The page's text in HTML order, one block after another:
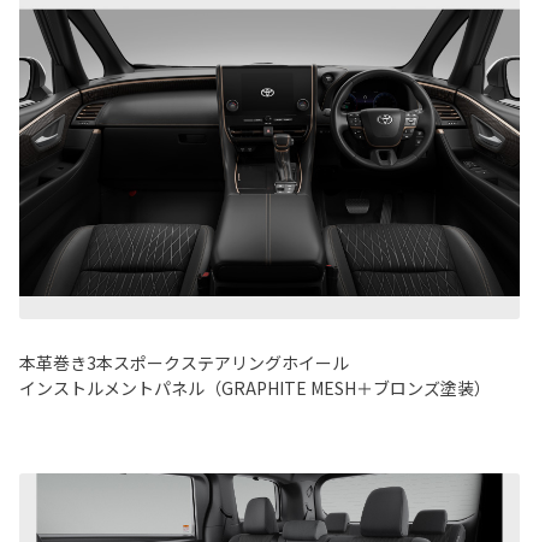
本革巻き3本スポークステアリングホイール
インストルメントパネル（GRAPHITE MESH＋ブロンズ塗装）